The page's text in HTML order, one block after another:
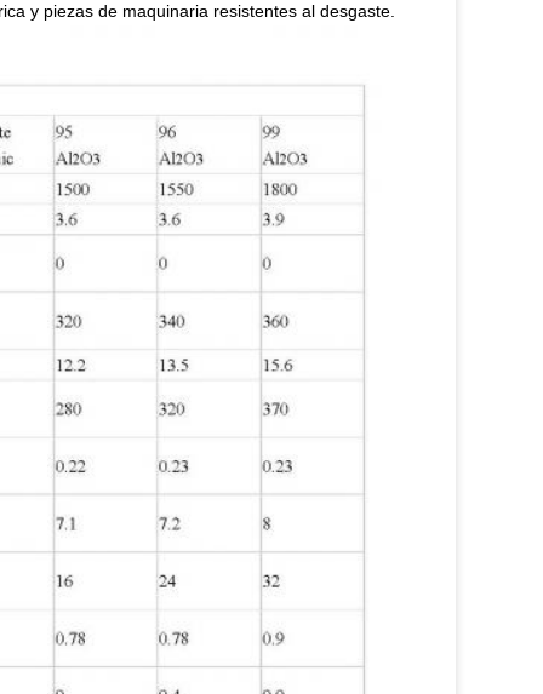
y piezas de maquinaria resistentes al desgaste.